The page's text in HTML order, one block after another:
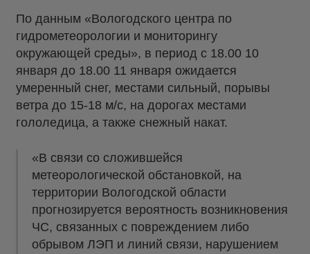
По данным «Вологодского центра по
гидрометеорологии и мониторингу
окружающей среды», в период с 18.00 10
января до 18.00 11 января ожидается
умеренный снег, местами сильный, порывы
ветра до 15-18 м/с, на дорогах местами
гололедица, а также снежный накат.
«В связи со сложившейся
метеорологической обстановкой, на
территории Вологодской области
прогнозируется вероятность возникновения
ЧС, связанных с повреждением либо
обрывом ЛЭП и линий связи, нарушением